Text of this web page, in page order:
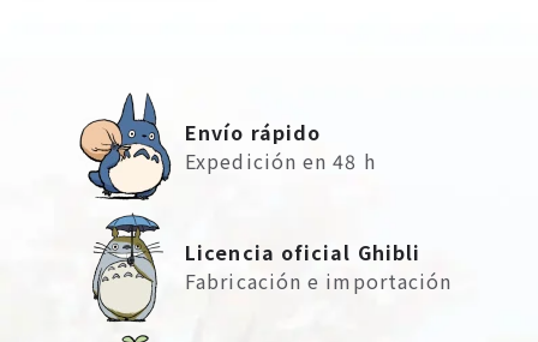
Envío rápido
Expedición en 48 h
Licencia oficial Ghibli
Fabricación e importación